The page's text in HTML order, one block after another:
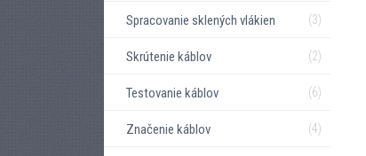
Spracovanie sklených vlákien (3)
Skrútenie káblov (2)
Testovanie káblov (6)
Značenie káblov (4)